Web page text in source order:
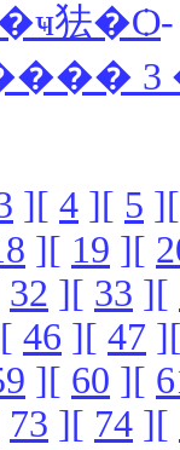
㹤�Ѻ
][ 4 ][ 5
][ 19 ][
32 ][ 33 ][
46 ][ 47
][ 60 ][
73 ][ 74 ][